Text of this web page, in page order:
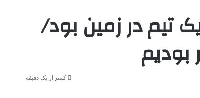
تیم در زمین بود/
بودیم
کمتر از یک دقیقه